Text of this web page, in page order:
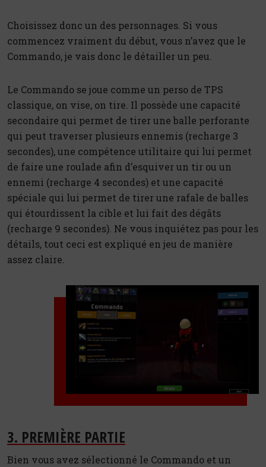
Choisissez donc un des personnages. Si vous
commencez vraiment du début, vous n’avez que le
Commando, je vais donc le détailler un peu.
Le Commando se joue comme un perso de TPS
classique, on vise, on tire. Il possède une capacité
secondaire qui permet de tirer une balle perforante
qui peut traverser plusieurs ennemis (recharge 3
secondes), une compétence utilitaire qui lui permet
de faire une roulade afin d’esquiver un tir ou un
ennemi (recharge 4 secondes) et une capacité
spéciale qui lui permet de tirer une rafale de balles
qui étourdissent la cible et lui fait des dégâts
(recharge 9 secondes). Ne vous inquiétez pas pour les
détails, tout ceci est expliqué en jeu de manière
assez claire.
3. PREMIÈRE PARTIE
Bien vous avez sélectionné le Commando et un